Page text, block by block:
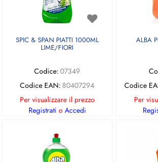
SPIC & SPAN PIATTI 1000ML
LIME/FIORI
Codice: 07349
Codice EAN: 80407294
Per visualizzare il prezzo
Registrati o Accedi
ALBA
Codice
Per